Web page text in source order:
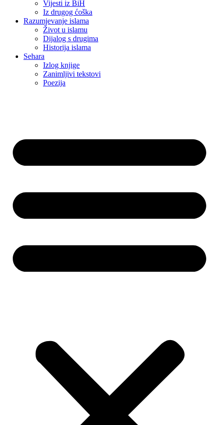
Vijesti iz BiH
Iz drugog ćoška
Razumjevanje islama
Život u islamu
Dijalog s drugima
Historija islama
Sehara
Izlog knjige
Zanimljivi tekstovi
Poezija